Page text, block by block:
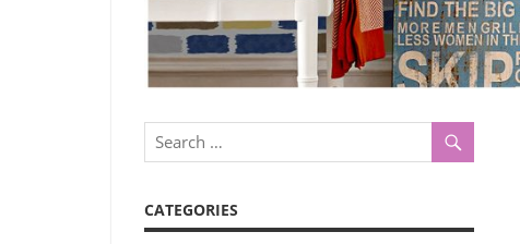
CATEGORIES